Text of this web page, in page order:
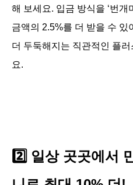
해 보세요. 입금 방식을 ‘번개
금액의 2.5%를 더 받을 수 있
더 두둑해지는 직관적인 플
요.
2️⃣ 일상 곳곳에서